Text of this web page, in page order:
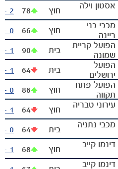
אסטון וילה חוץ 78
2 - 0
מכבי בני
ריינה
חוץ 66
0 - 2
הפועל קריית
שמונה
בית 90
1 - 3
הפועל
ירושלים
בית 64
1 - 2
הפועל פתח
תקווה
חוץ 86
0 - 4
עירוני טבריה חוץ 64
1 - 4
מכבי נתניה בית 64
0 - 4
דינמו קייב חוץ 68
1 - 0
דינמו קייב